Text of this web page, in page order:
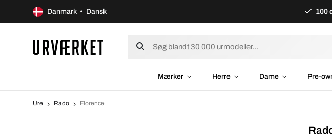
Danmark • Dansk 100
Mærker Herre Dame Pre-
Ure Rado Florence